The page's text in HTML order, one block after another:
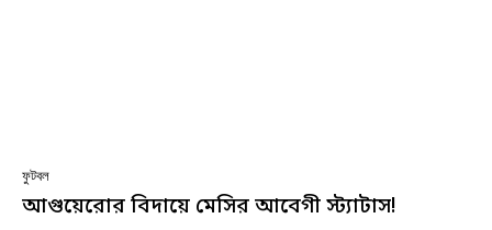
ফুটবল
আগুয়েরোর বিদায়ে মেসির আবেগী স্ট্যাটাস!